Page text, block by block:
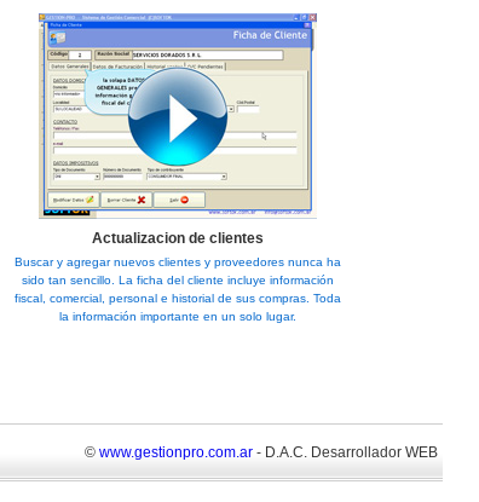
Actualizacion de clientes
Buscar y agregar nuevos clientes y proveedores nunca ha
sido tan sencillo. La ficha del cliente incluye información
fiscal, comercial, personal e historial de sus compras. Toda
la información importante en un solo lugar.
© www.gestionpro.com.ar - D.A.C. Desarrollador WEB